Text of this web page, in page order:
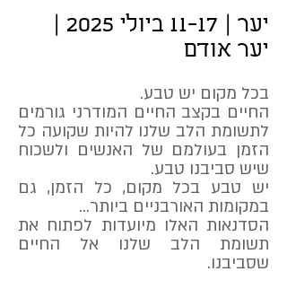
יער אודם
בכל מקום יש טבע.
החיים בקצב החיים המודרני גורמים
לתשומת הלב שלנו להיות שקועה כל
הזמן בעולמם של האנשים ולשכוח
שיש סביבנו טבע.
יש טבע בכל מקום, כל הזמן, גם
במקומות האורבניים ביותר...
הסדנאות האלו מיועדות לפתוח את
תשומת הלב שלנו אל החיים
שסביבנו.